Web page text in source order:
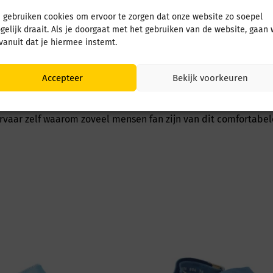
gebruiken cookies om ervoor te zorgen dat onze website zo soepel
draait. Als je doorgaat met het gebruiken van de website, gaan
dat je hiermee instemt.
Accepteer Bekijk voorkeuren
design en hoogwaardige materialen. Veel
Daarnaast zorgen slimme details, zoals verstelbare
die niet alleen comfortabel zijn, maar er ook
zelf waarom zoveel mensen fan zijn van dit